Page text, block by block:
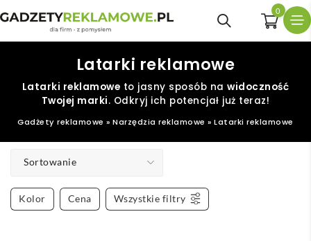
0
Latarki reklamowe
Latarki reklamowe to jasny sposób nawidoczność
Twojej marki. Odkryj ich potencjał już teraz!
Gadżety reklamowe »Narzędzia reklamowe »Latarki reklamowe
Sortowanie
Kolor Cena Wszystkie filtry